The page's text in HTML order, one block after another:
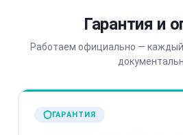
Гарантия и
Работаем официально —
ГАРАНТИЯ